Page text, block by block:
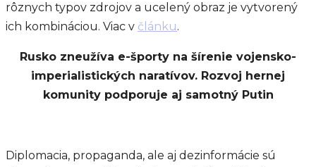
rôznych typov zdrojov a ucelený obraz je vytvorený
ich kombináciou. Viac v článku.
Rusko zneužíva e-športy na šírenie vojensko-
imperialistických naratívov. Rozvoj hernej
komunity podporuje aj samotný Putin
Diplomacia, propaganda, ale aj dezinformácie sú